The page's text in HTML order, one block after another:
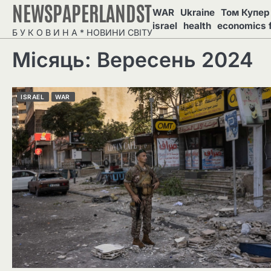
Перейти
вмісту
NEWSPAPERLANDST
Б У К О В И Н А * НОВИНИ СВІТУ
WAR Ukraine Том Купер
israel health economics
Місяць: Вересень 2024
ISRAEL WAR